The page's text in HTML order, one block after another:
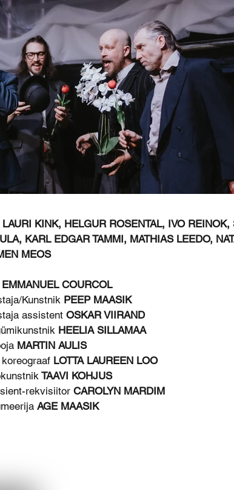
LAURI KINK, HELGUR ROSENTAL, IVO REINOK,
KARL EDGAR TAMMI, MATHIAS LEEDO,
MEOS
EMMANUEL COURCOL
Kunstnik PEEP MAASIK
assistentOSKAR VIIRAND
HEELIA SILLAMAA
MARTIN AULIS
LOTTA LAUREEN LOO
TAAVI KOHJUS
rekvisiitor CAROLYN MARDIM
AGE MAASIK